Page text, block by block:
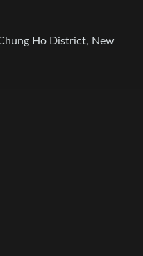
Ho District, New